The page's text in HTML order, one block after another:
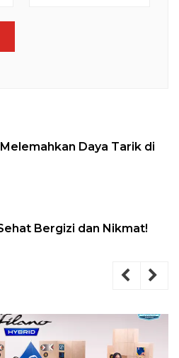
Daya Tarik di
Bergizi dan Nikmat!